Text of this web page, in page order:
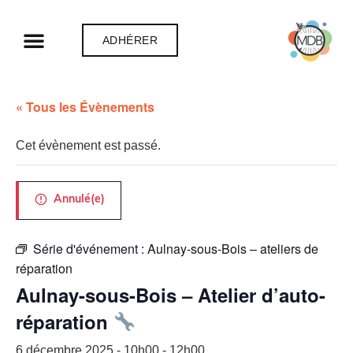
ADHÉRER
« Tous les Évènements
Cet évènement est passé.
Annulé(e)
Série d'événement : Aulnay-sous-Bois – ateliers de
réparation
Aulnay-sous-Bois – Atelier d’auto-
réparation
6 décembre 2025 - 10h00 - 12h00